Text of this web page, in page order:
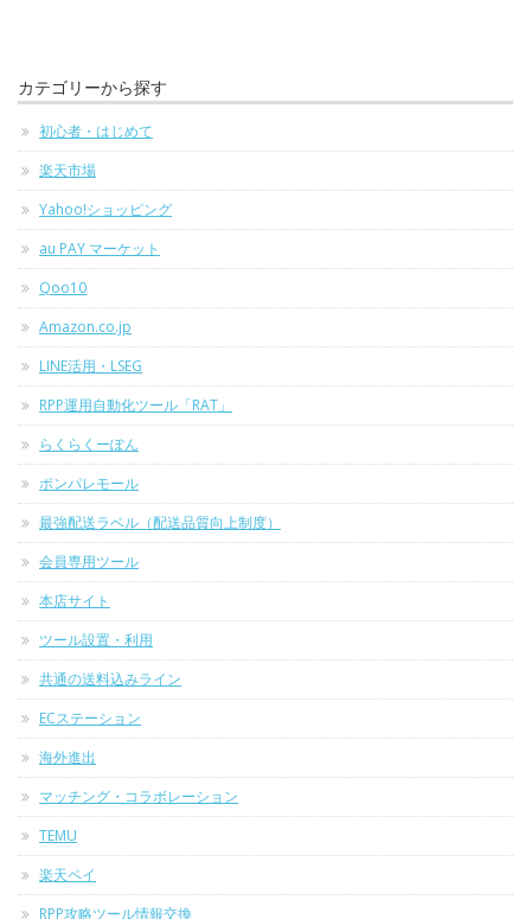
カテゴリーから探す
初心者・はじめて
楽天市場
Yahoo!ショッピング
au PAY マーケット
Qoo10
Amazon.co.jp
LINE活用・LSEG
RPP運用自動化ツール「RAT」
らくらくーぽん
ポンパレモール
最強配送ラベル（配送品質向上制度）
会員専用ツール
本店サイト
ツール設置・利用
共通の送料込みライン
ECステーション
海外進出
マッチング・コラボレーション
TEMU
楽天ペイ
RPP攻略ツール情報交換